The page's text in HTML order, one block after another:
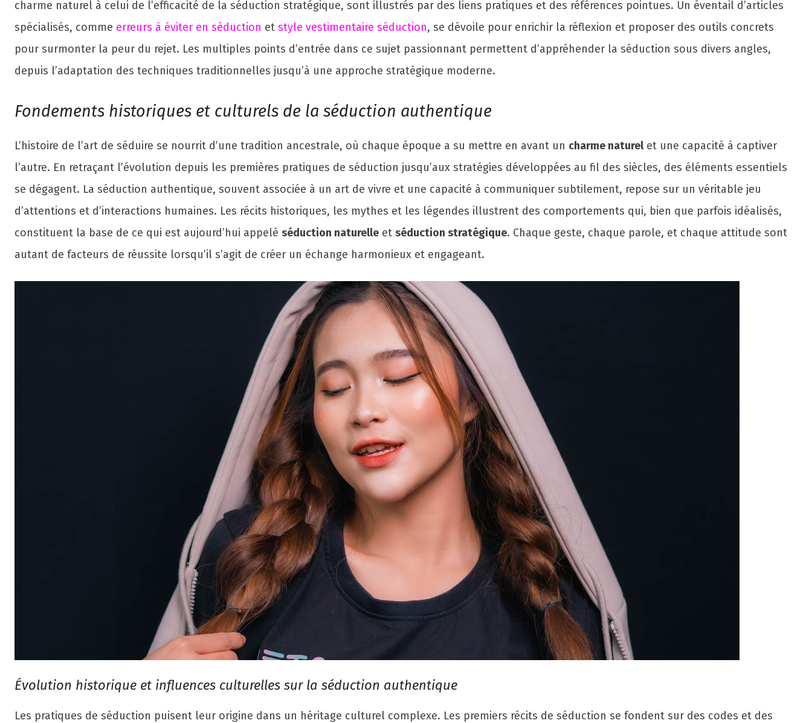
charme naturel à celui de l’efficacité de la séduction stratégique, sont illustrés par des liens pratiques et des références pointues. Un éventail d’articles
spécialisés, comme erreurs à éviter en séduction et style vestimentaire séduction, se dévoile pour enrichir la réflexion et proposer des outils concrets
pour surmonter la peur du rejet. Les multiples points d’entrée dans ce sujet passionnant permettent d’appréhender la séduction sous divers angles,
depuis l’adaptation des techniques traditionnelles jusqu’à une approche stratégique moderne.
Fondements historiques et culturels de la séduction authentique
L’histoire de l’art de séduire se nourrit d’une tradition ancestrale, où chaque époque a su mettre en avant un charme naturelet une capacité à captiver
l’autre. En retraçant l’évolution depuis les premières pratiques de séduction jusqu’aux stratégies développées au fil des siècles, des éléments essentiels
se dégagent. La séduction authentique, souvent associée à un art de vivre et une capacité à communiquer subtilement, repose sur un véritable jeu
d’attentions et d’interactions humaines. Les récits historiques, les mythes et les légendes illustrent des comportements qui, bien que parfois idéalisés,
constituent la base de ce qui est aujourd’hui appelé séduction naturelle et séduction stratégique. Chaque geste, chaque parole, et chaque attitude sont
autant de facteurs de réussite lorsqu’il s’agit de créer un échange harmonieux et engageant.
Évolution historique et influences culturelles sur la séduction authentique
Les pratiques de séduction puisent leur origine dans un héritage culturel complexe. Les premiers récits de séduction se fondent sur des codes et des